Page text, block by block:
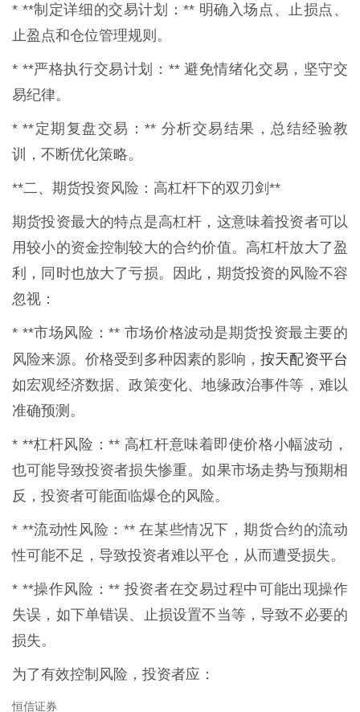
* **制定详细的交易计划：** 明确入场点、止损点、
止盈点和仓位管理规则。
* **严格执行交易计划：** 避免情绪化交易，坚守交
易纪律。
* **定期复盘交易：** 分析交易结果，总结经验教
训，不断优化策略。
**二、期货投资风险：高杠杆下的双刃剑**
期货投资最大的特点是高杠杆，这意味着投资者可以
用较小的资金控制较大的合约价值。高杠杆放大了盈
利，同时也放大了亏损。因此，期货投资的风险不容
忽视：
* **市场风险：** 市场价格波动是期货投资最主要的
风险来源。价格受到多种因素的影响，按天配资平台
如宏观经济数据、政策变化、地缘政治事件等，难以
准确预测。
* **杠杆风险：** 高杠杆意味着即使价格小幅波动，
也可能导致投资者损失惨重。如果市场走势与预期相
反，投资者可能面临爆仓的风险。
* **流动性风险：** 在某些情况下，期货合约的流动
性可能不足，导致投资者难以平仓，从而遭受损失。
* **操作风险：** 投资者在交易过程中可能出现操作
失误，如下单错误、止损设置不当等，导致不必要的
损失。
为了有效控制风险，投资者应：
恒信证券